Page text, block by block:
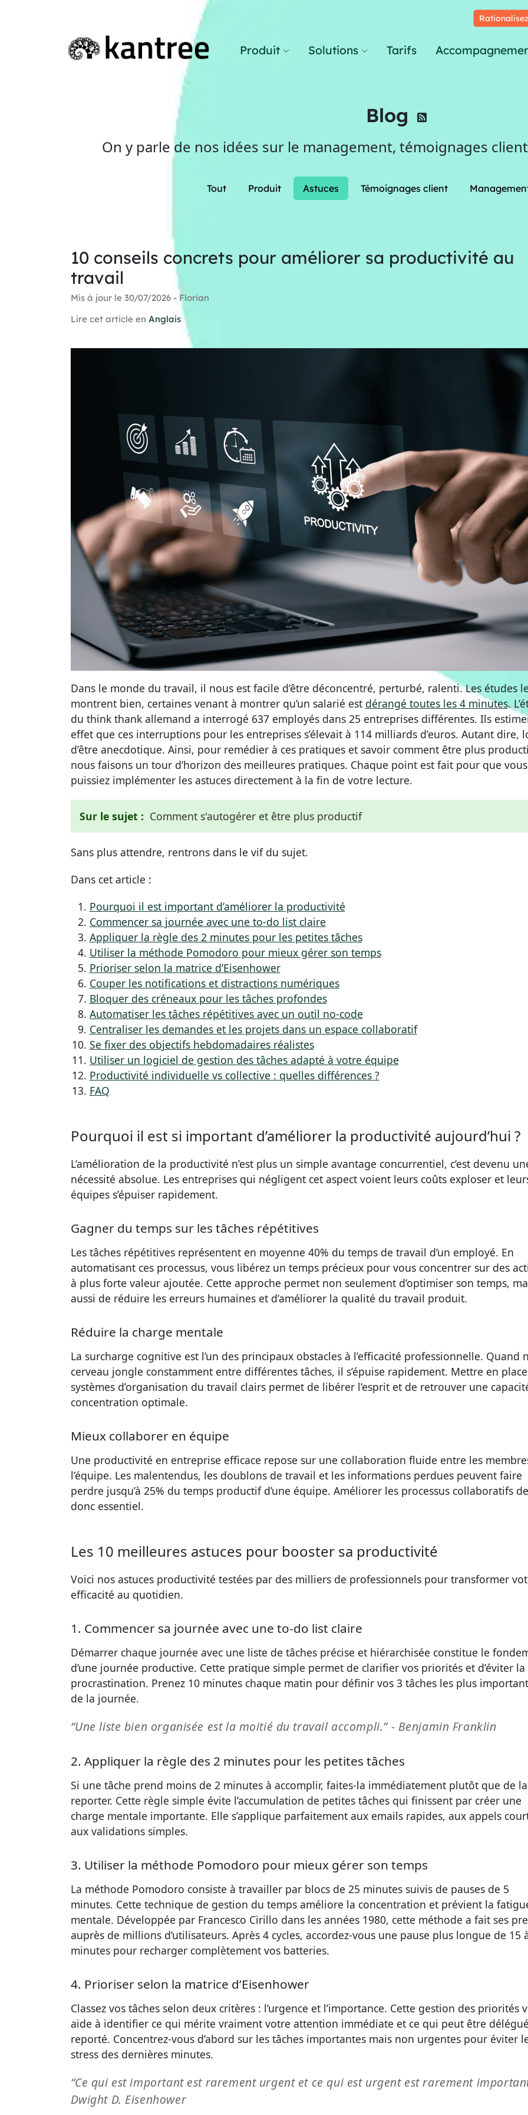
Produit Solutions Tarifs
Blog
On y parle de nos idées sur le management, témoignages
Tout Produit Astuces Témoignages client
10 conseils concrets pour améliorer sa productivité au
travail
Mis à jour le 30/07/2026 - Florian
Lire cet article en Anglais
Dans le monde du travail, il nous est facile d’être déconcentré, perturbé, ralenti. Les études le
montrent bien, certaines venant à montrer qu’un salarié est dérangé toutes les 4 minutes.
du think thank allemand a interrogé 637 employés dans 25 entreprises différentes. Ils
effet que ces interruptions pour les entreprises s’élevait à 114 milliards d’euros. Autant dire,
d’être anecdotique. Ainsi, pour remédier à ces pratiques et savoir comment être plus
nous faisons un tour d’horizon des meilleures pratiques. Chaque point est fait pour que vous
puissiez implémenter les astuces directement à la fin de votre lecture.
Sur le sujet : Comment s'autogérer et être plus productif
Sans plus attendre, rentrons dans le vif du sujet.
Dans cet article :
Pourquoi il est important d’améliorer la productivité
Commencer sa journée avec une to-do list claire
Appliquer la règle des 2 minutes pour les petites tâches
Utiliser la méthode Pomodoro pour mieux gérer son temps
Prioriser selon la matrice d’Eisenhower
Couper les notifications et distractions numériques
Bloquer des créneaux pour les tâches profondes
Automatiser les tâches répétitives avec un outil no-code
Centraliser les demandes et les projets dans un espace collaboratif
Se fixer des objectifs hebdomadaires réalistes
Utiliser un logiciel de gestion des tâches adapté à votre équipe
Productivité individuelle vs collective : quelles différences ?
FAQ
Pourquoi il est si important d’améliorer la productivité aujourd’hui ?
L’amélioration de la productivité n’est plus un simple avantage concurrentiel, c’est devenu
nécessité absolue. Les entreprises qui négligent cet aspect voient leurs coûts exploser et
équipes s’épuiser rapidement.
Gagner du temps sur les tâches répétitives
Les tâches répétitives représentent en moyenne 40% du temps de travail d’un employé. En
automatisant ces processus, vous libérez un temps précieux pour vous concentrer sur des
à plus forte valeur ajoutée. Cette approche permet non seulement d’optimiser son temps,
aussi de réduire les erreurs humaines et d’améliorer la qualité du travail produit.
Réduire la charge mentale
La surcharge cognitive est l’un des principaux obstacles à l’efficacité professionnelle. Quand
cerveau jongle constamment entre différentes tâches, il s’épuise rapidement. Mettre en
systèmes d’organisation du travail clairs permet de libérer l’esprit et de retrouver une
concentration optimale.
Mieux collaborer en équipe
Une productivité en entreprise efficace repose sur une collaboration fluide entre les
l’équipe. Les malentendus, les doublons de travail et les informations perdues peuvent faire
perdre jusqu’à 25% du temps productif d’une équipe. Améliorer les processus collaboratifs
donc essentiel.
Les 10 meilleures astuces pour booster sa productivité
Voici nos astuces productivité testées par des milliers de professionnels pour transformer
efficacité au quotidien.
1. Commencer sa journée avec une to-do list claire
Démarrer chaque journée avec une liste de tâches précise et hiérarchisée constitue le
d’une journée productive. Cette pratique simple permet de clarifier vos priorités et d’éviter la
procrastination. Prenez 10 minutes chaque matin pour définir vos 3 tâches les plus
de la journée.
“Une liste bien organisée est la moitié du travail accompli.” - Benjamin Franklin
2. Appliquer la règle des 2 minutes pour les petites tâches
Si une tâche prend moins de 2 minutes à accomplir, faites-la immédiatement plutôt que de la
reporter. Cette règle simple évite l’accumulation de petites tâches qui finissent par créer une
charge mentale importante. Elle s’applique parfaitement aux emails rapides, aux appels
aux validations simples.
3. Utiliser la méthode Pomodoro pour mieux gérer son temps
La méthode Pomodoro consiste à travailler par blocs de 25 minutes suivis de pauses de 5
minutes. Cette technique de gestion du temps améliore la concentration et prévient la
mentale. Développée par Francesco Cirillo dans les années 1980, cette méthode a fait ses
auprès de millions d’utilisateurs. Après 4 cycles, accordez-vous une pause plus longue de 15
minutes pour recharger complètement vos batteries.
4. Prioriser selon la matrice d’Eisenhower
Classez vos tâches selon deux critères : l’urgence et l’importance. Cette gestion des priorités
aide à identifier ce qui mérite vraiment votre attention immédiate et ce qui peut être
reporté. Concentrez-vous d’abord sur les tâches importantes mais non urgentes pour éviter
stress des dernières minutes.
“Ce qui est important est rarement urgent et ce qui est urgent est rarement
Dwight D. Eisenhower